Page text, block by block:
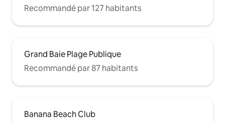
Recommandé par 127 habitants
Grand Baie Plage Publique
Recommandé par 87 habitants
Banana Beach Club